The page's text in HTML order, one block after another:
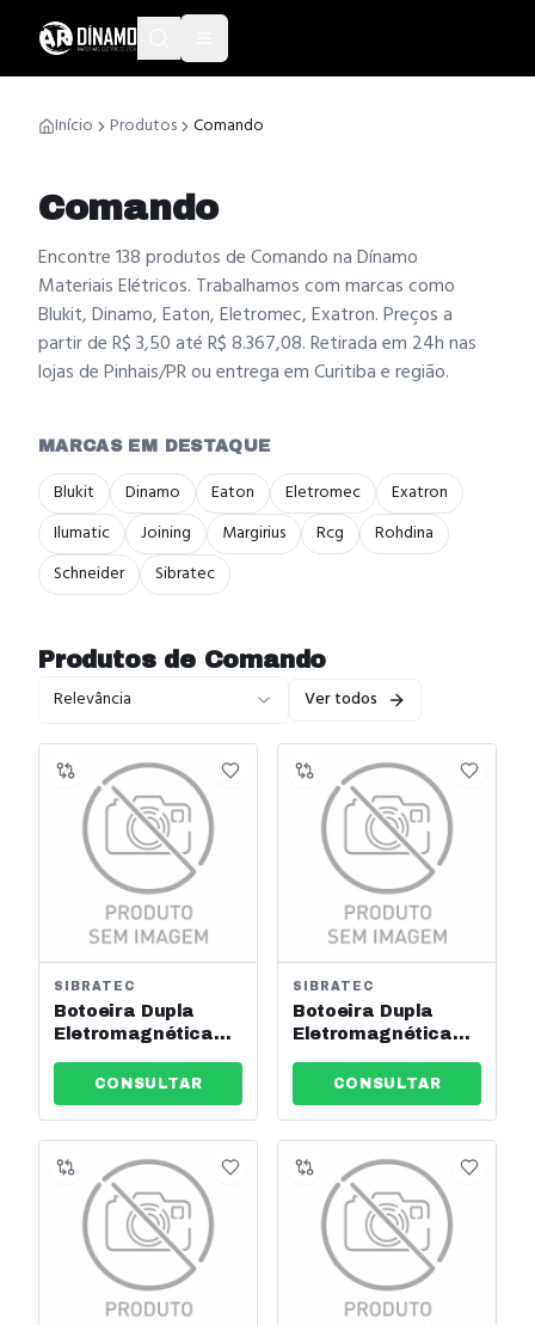
Início Produtos Comando
Comando
Encontre 138 produtos de Comando na Dínamo
Materiais Elétricos. Trabalhamos com marcas como
Blukit, Dinamo, Eaton, Eletromec, Exatron. Preços a
partir de R$ 3,50 até R$ 8.367,08. Retirada em 24h nas
lojas de Pinhais/PR ou entrega em Curitiba e região.
MARCAS EM DESTAQUE
Blukit Dinamo Eaton Eletromec
Exatron
Ilumatic
Joining Margirius Rcg
Rohdina
Schneider
Sibratec
Produtos de Comando
Relevância Ver todos
SIBRATEC
Botoeira Dupla
Eletromagnética
2na Sibratec
CONSULTAR
SIBRATEC
Botoeira Dupla
Eletromagnética
2na Sibratec
CONSULTAR